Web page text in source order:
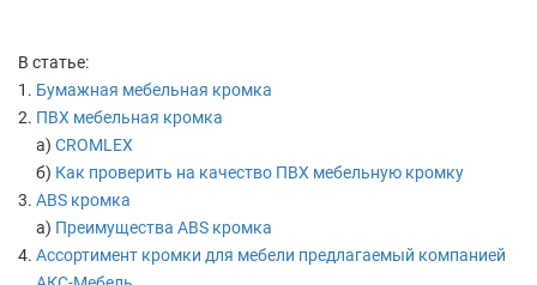
В статье:
Бумажная мебельная кромка
ПВХ мебельная кромка
а) СROMLEX
б) Как проверить на качество ПВХ мебельную кромку
ABS кромка
а) Преимущества ABS кромка
Ассортимент кромки для мебели предлагаемый компанией